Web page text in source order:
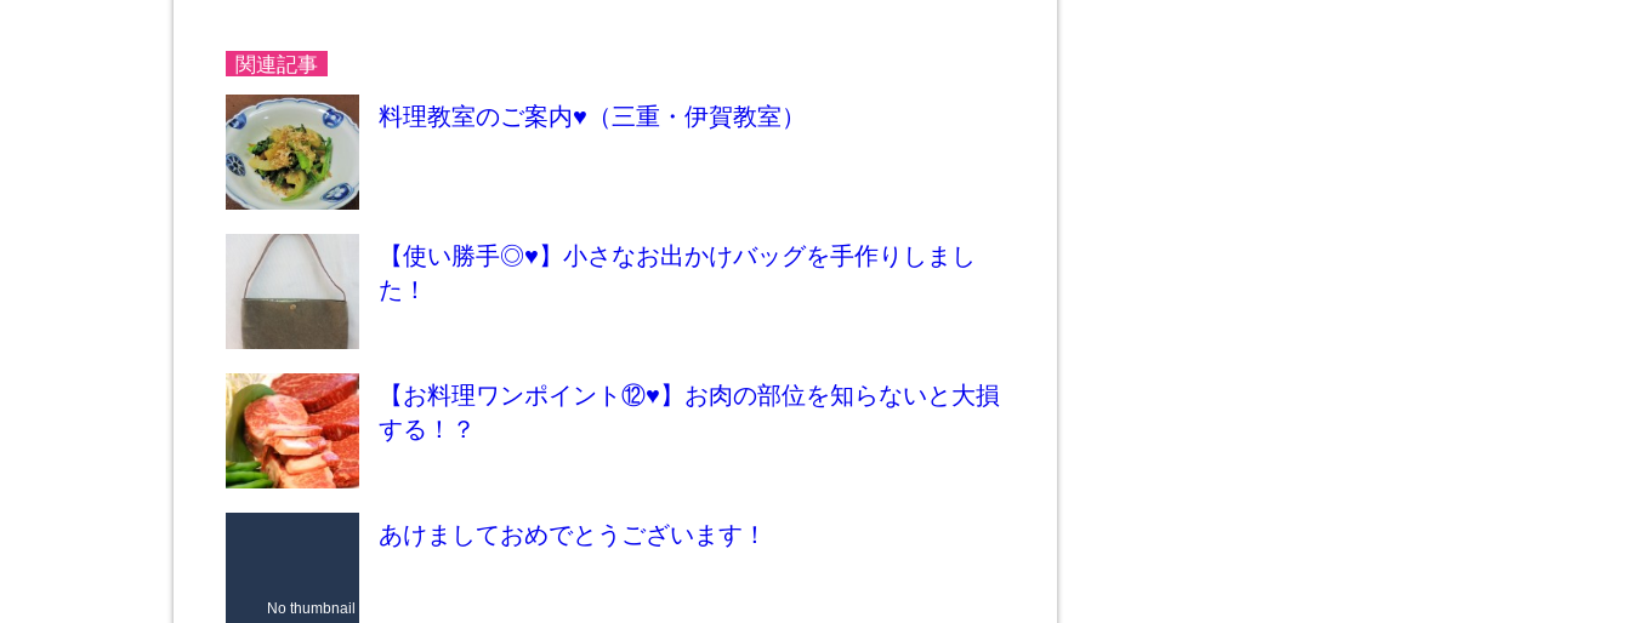
関連記事
料理教室のご案内♥（三重・伊賀教室）
【使い勝手◎♥】小さなお出かけバッグを手作りしまし
た！
【お料理ワンポイント⑫♥】お肉の部位を知らないと大損
する！？
No thumbnail
あけましておめでとうございます！